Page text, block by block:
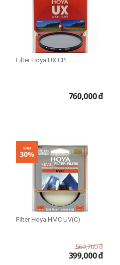
Filter Hoya UX CPL
760,000đ
GIẢM
30%
Filter Hoya HMC UV(C)
569,700 đ
399,000đ